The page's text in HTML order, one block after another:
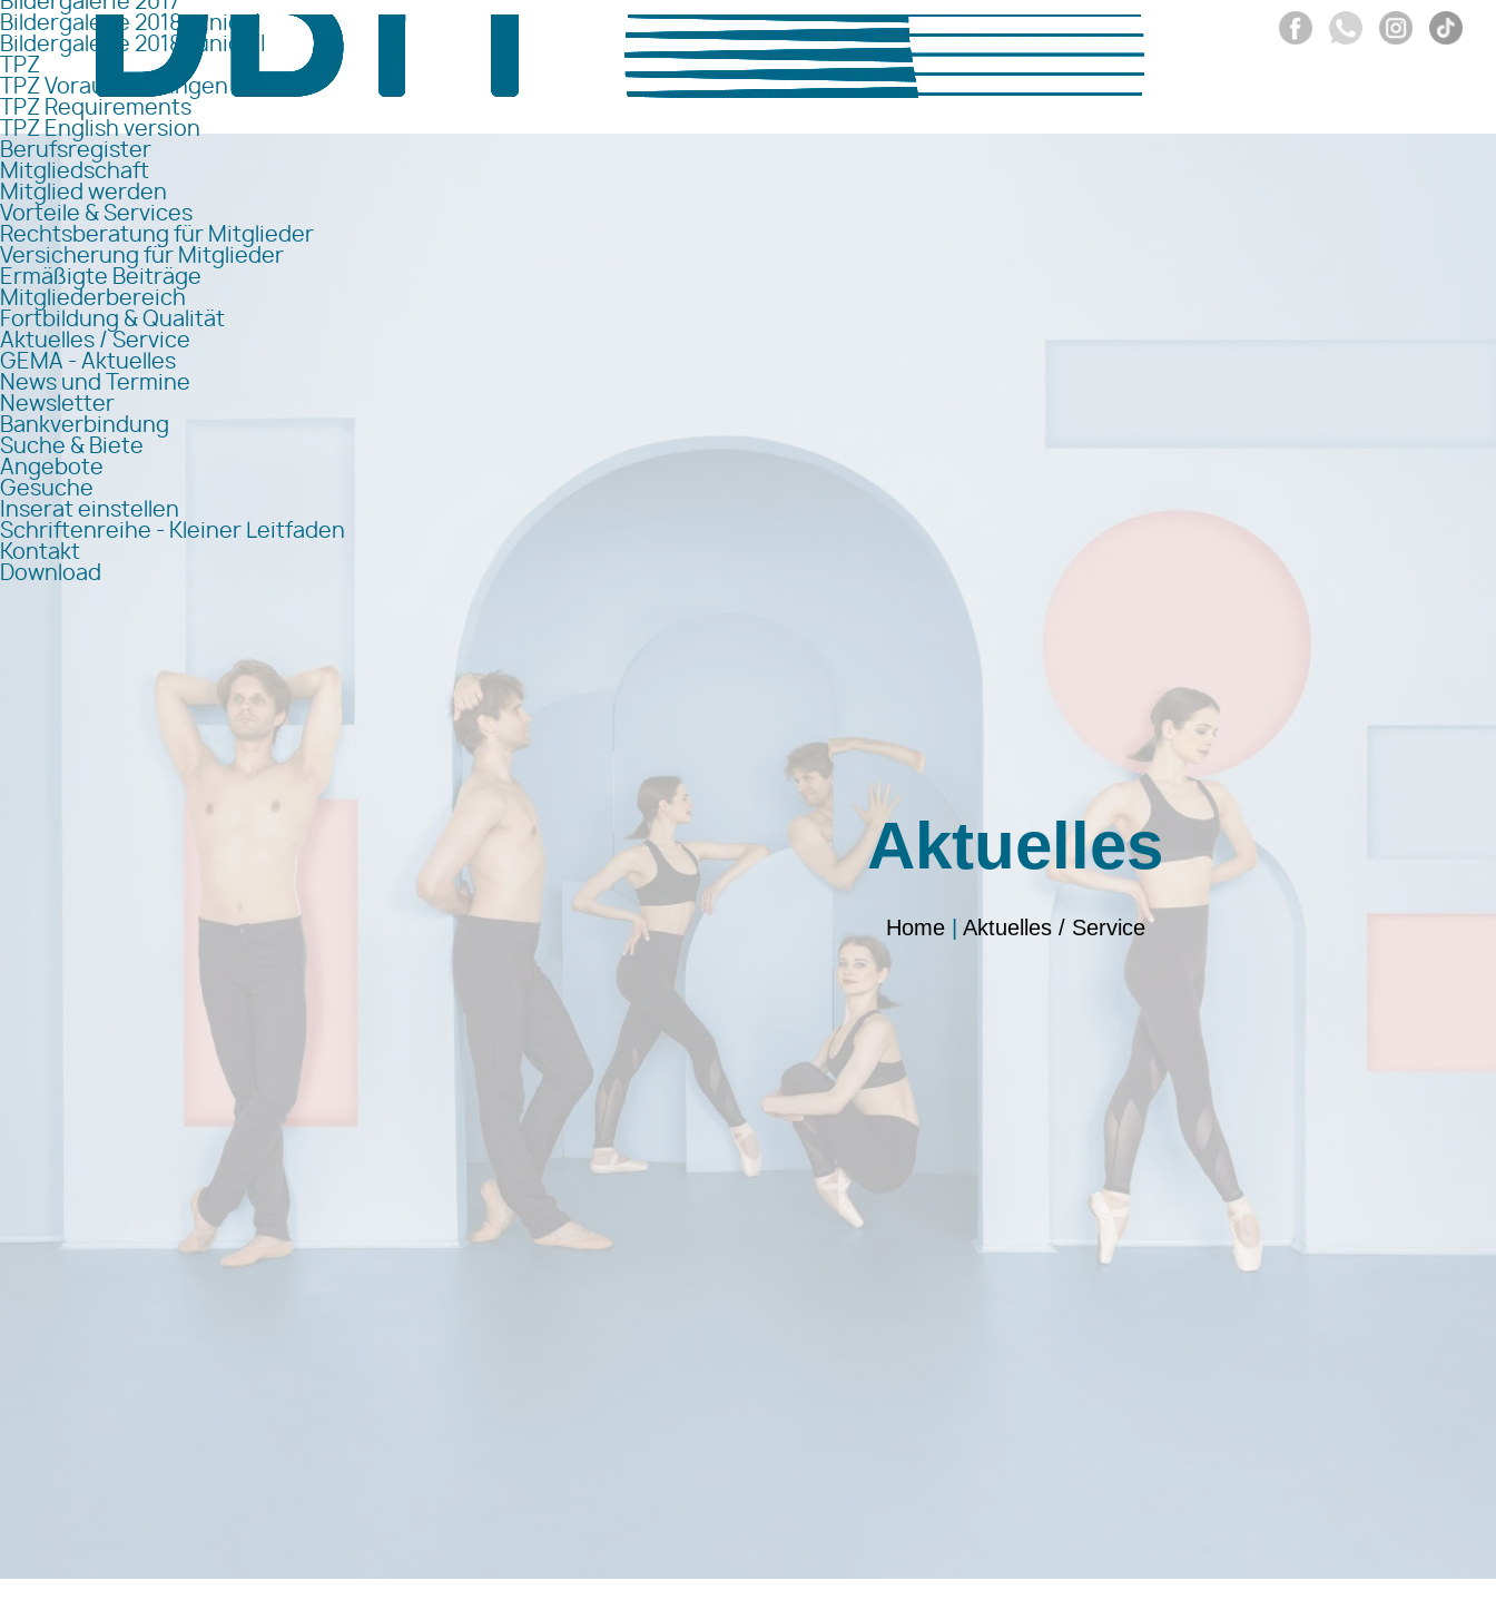
Bildergalerie 2018 Junior I
Bildergalerie 2018 Junior II
TPZ
TPZ Voraussetzungen
TPZ Requirements
TPZ English version
Berufsregister
Mitgliedschaft
Mitglied werden
Vorteile & Services
Rechtsberatung für Mitglieder
Versicherung für Mitglieder
Ermäßigte Beiträge
Mitgliederbereich
Fortbildung & Qualität
Aktuelles / Service
GEMA - Aktuelles
News und Termine
Newsletter
Bankverbindung
Suche & Biete
Angebote
Gesuche
Inserat einstellen
Schriftenreihe - Kleiner Leitfaden
Kontakt
Download
Aktuelles
Home| Aktuelles / Service